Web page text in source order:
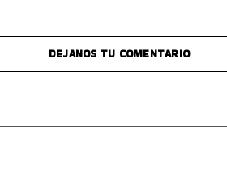
DEJANOS TU COMENTARIO